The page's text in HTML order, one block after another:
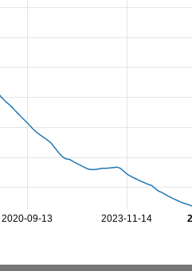
2020-09-13 2023-11-14